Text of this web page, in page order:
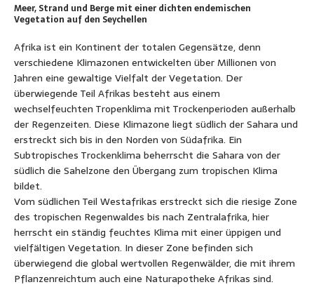
Meer, Strand und Berge mit einer dichten endemischen
Vegetation auf den Seychellen
Afrika ist ein Kontinent der totalen Gegensätze, denn
verschiedene Klimazonen entwickelten über Millionen von
Jahren eine gewaltige Vielfalt der Vegetation. Der
überwiegende Teil Afrikas besteht aus einem
wechselfeuchten Tropenklima mit Trockenperioden außerhalb
der Regenzeiten. Diese Klimazone liegt südlich der Sahara und
erstreckt sich bis in den Norden von Südafrika. Ein
Subtropisches Trockenklima beherrscht die Sahara von der
südlich die Sahelzone den Übergang zum tropischen Klima
bildet.
Vom südlichen Teil Westafrikas erstreckt sich die riesige Zone
des tropischen Regenwaldes bis nach Zentralafrika, hier
herrscht ein ständig feuchtes Klima mit einer üppigen und
vielfältigen Vegetation. In dieser Zone befinden sich
überwiegend die global wertvollen Regenwälder, die mit ihrem
Pflanzenreichtum auch eine Naturapotheke Afrikas sind.